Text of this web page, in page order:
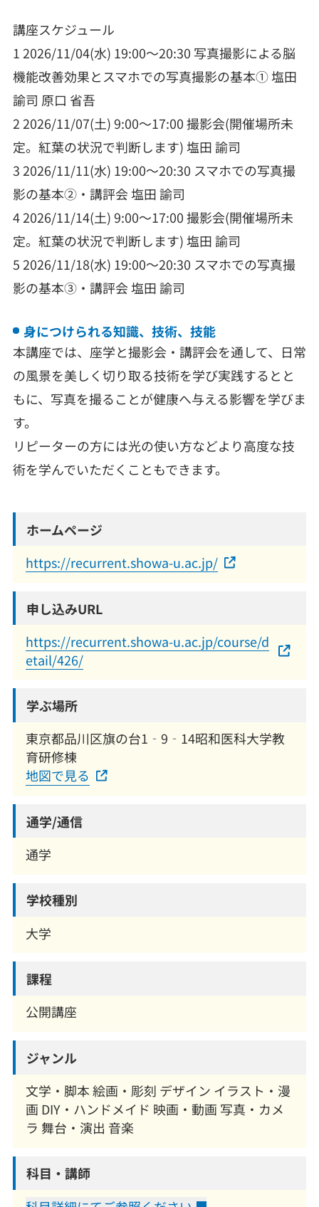
講座スケジュール
1 2026/11/04(水) 19:00～20:30 写真撮影による脳
機能改善効果とスマホでの写真撮影の基本① 塩田
諭司 原口 省吾
2 2026/11/07(土) 9:00～17:00 撮影会(開催場所未
定。紅葉の状況で判断します) 塩田 諭司
3 2026/11/11(水) 19:00～20:30 スマホでの写真撮
影の基本②・講評会 塩田 諭司
4 2026/11/14(土) 9:00～17:00 撮影会(開催場所未
定。紅葉の状況で判断します) 塩田 諭司
5 2026/11/18(水) 19:00～20:30 スマホでの写真撮
影の基本③・講評会 塩田 諭司
身につけられる知識、技術、技能
本講座では、座学と撮影会・講評会を通して、日常
の風景を美しく切り取る技術を学び実践するとと
もに、写真を撮ることが健康へ与える影響を学びま
す。
リピーターの方には光の使い方などより高度な技
術を学んでいただくこともできます。
ホームページ
https://recurrent.showa-u.ac.jp/
申し込みURL
https://recurrent.showa-u.ac.jp/course/d
etail/426/
学ぶ場所
東京都品川区旗の台1‐9‐14昭和医科大学教
育研修棟
地図で見る
通学/通信
通学
学校種別
大学
課程
公開講座
ジャンル
文学・脚本 絵画・彫刻 デザイン イラスト・漫
画 DIY・ハンドメイド 映画・動画 写真・カメ
ラ 舞台・演出 音楽
科目・講師